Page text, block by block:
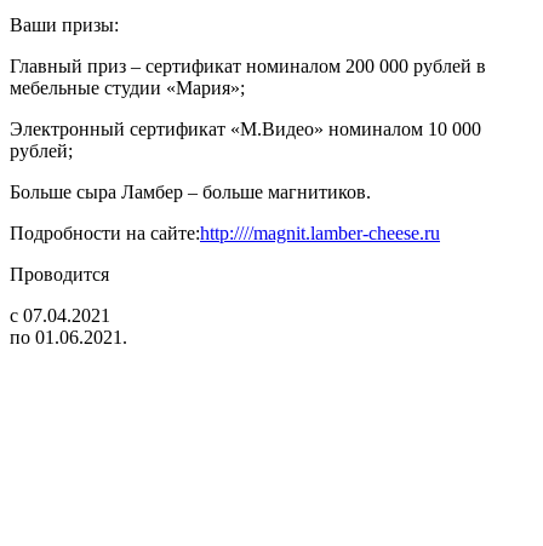
Ваши призы:
Главный приз – сертификат номиналом 200 000 рублей в
мебельные студии «Мария»;
Электронный сертификат «М.Видео» номиналом 10 000
рублей;
Больше сыра Ламбер – больше магнитиков.
Подробности на сайте:http:////magnit.lamber-cheese.ru
Проводится
с 07.04.2021
по 01.06.2021.